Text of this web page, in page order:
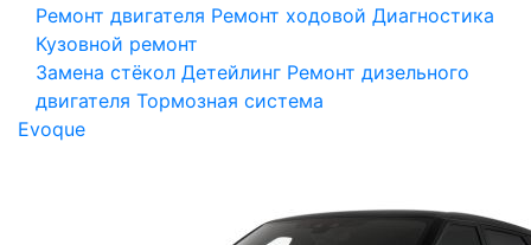
Ремонт двигателя Ремонт ходовой Диагностика
Кузовной ремонт
Замена стёкол Детейлинг Ремонт дизельного
двигателя Тормозная система
Evoque